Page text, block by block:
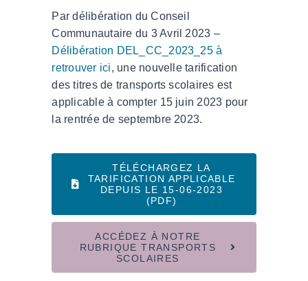
Par délibération du Conseil
Communautaire du 3 Avril 2023 –
Délibération DEL_CC_2023_25 à
retrouver ici, une nouvelle tarification
des titres de transports scolaires est
applicable à compter 15 juin 2023 pour
la rentrée de septembre 2023.
TÉLÉCHARGEZ LA
TARIFICATION APPLICABLE
DEPUIS LE 15-06-2023
(PDF)
ACCÉDEZ À NOTRE
RUBRIQUE TRANSPORTS
SCOLAIRES